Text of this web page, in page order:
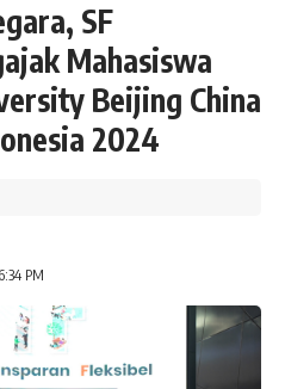
SF
Mahasiswa
Beijing China
2024
PM